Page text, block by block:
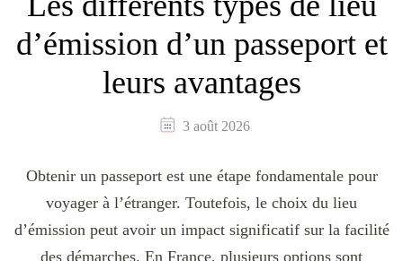
d’émission d’un passeport et
leurs avantages
3 août 2026
Obtenir un passeport est une étape fondamentale pour
voyager à l’étranger. Toutefois, le choix du lieu
d’émission peut avoir un impact significatif sur la facilité
des démarches. En France, plusieurs options sont